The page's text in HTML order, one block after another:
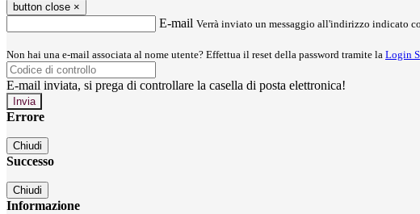
button close ×
E-mail Verrà inviato un messaggio all'indirizzo indicato
Non hai una e-mail associata al nome utente? Effettua il reset della password tramite la Login
E-mail inviata, si prega di controllare la casella di posta elettronica!
Errore
Chiudi
Successo
Chiudi
Informazione